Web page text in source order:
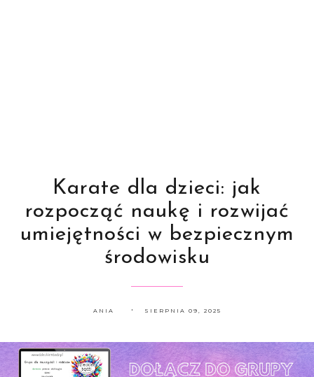
Karate dla dzieci: jak
rozpocząć naukę i rozwijać
umiejętności w bezpiecznym
środowisku
ANIA SIERPNIA 09, 2025